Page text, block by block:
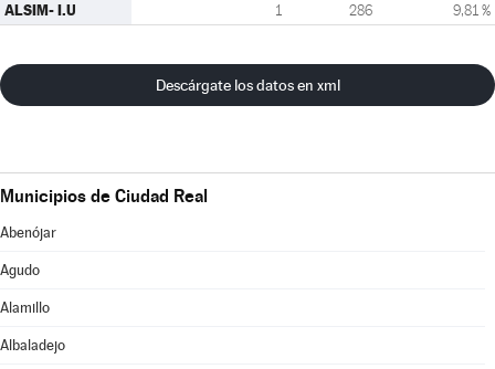
ALSIM- I.U 1 286 9,81 %
Descárgate los datos en xml
Municipios de Ciudad Real
Abenójar
Agudo
Alamillo
Albaladejo